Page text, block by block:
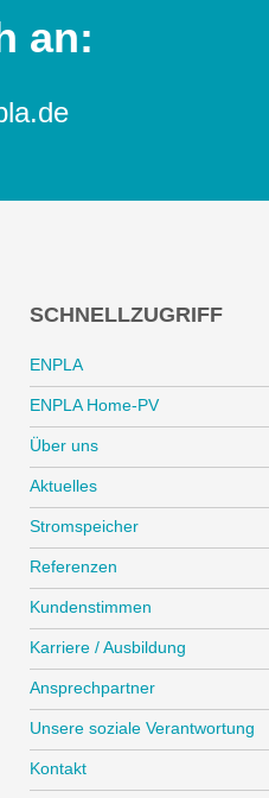
an:
SCHNELLZUGRIFF
ENPLA
ENPLA Home-PV
Über uns
Aktuelles
Stromspeicher
Referenzen
Kundenstimmen
Karriere / Ausbildung
Ansprechpartner
Unsere soziale Verantwortung
Kontakt